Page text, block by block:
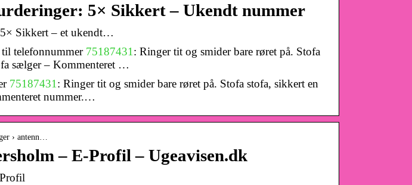
5× Sikkert – Ukendt nummer
Sikkert – et ukendt…
telefonnummer 75187431 : Ringer tit og smider bare røret på. Stofa
sælger – Kommenteret …
75187431 : Ringer tit og smider bare røret på. Stofa stofa, sikkert en
nummer.…
› antenn…
– E-Profil – Ugeavisen.dk